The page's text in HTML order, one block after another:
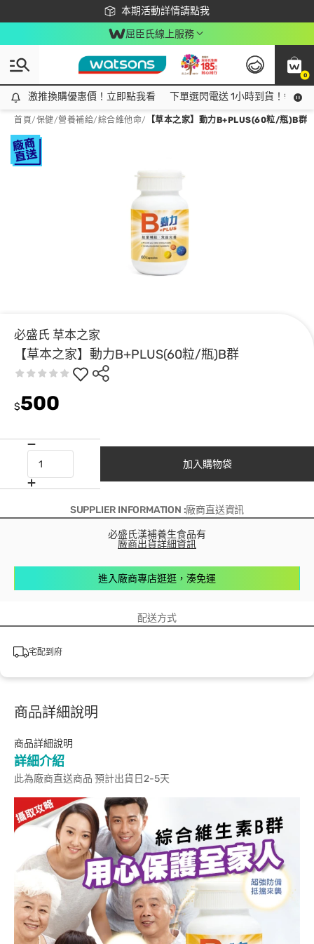
本期活動詳情請點我
下載app最高回饋$350
屈臣氏線上服務
0
激推換購優惠價！立即點我看
激推換購優惠價！立即點我看 下單選閃電送 1小時到貨！領神
首頁/保健/營養補給/綜合維他命/ 【草本之家】動力B+PLUS(60粒/瓶)B群
必盛氏 草本之家
【草本之家】動力B+PLUS(60粒/瓶)B群
$500
加入購物袋
SUPPLIER INFORMATION :廠商直送資訊
必盛氏漢補養生食品有
廠商出貨詳細資訊
進入廠商專店逛逛，湊免運
配送方式
宅配到府
商品詳細說明
商品詳細說明
詳細介紹
此為廠商直送商品 預計出貨日2-5天